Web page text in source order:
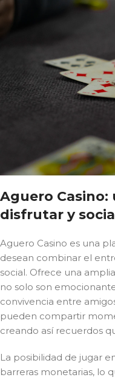
Aguero Casino:
disfrutar y
Aguero Casino es una
desean combinar el
social. Ofrece una
no solo son
convivencia entre
pueden compartir
creando así recuerdos
La posibilidad de jugar
barreras monetarias, lo